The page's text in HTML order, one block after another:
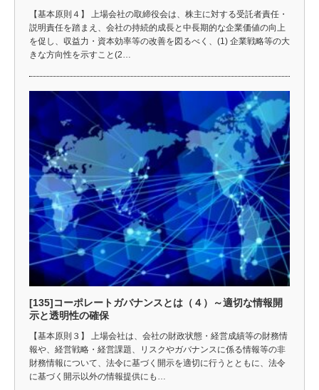
【基本原則４】 上場会社の取締役会は、株主に対する受託者責任・
説明責任を踏まえ、会社の持続的成長と中長期的な企業価値の向上
を促し、収益力・資本効率等の改善を図るべく、(1) 企業戦略等の大
きな方向性を示すこと(2…
[135]コーポレートガバナンスとは（４）～適切な情報開
示と透明性の確保
【基本原則３】 上場会社は、会社の財政状態・経営成績等の財務情
報や、経営戦略・経営課題、リスクやガバナンスに係る情報等の非
財務情報について、法令に基づく開示を適切に行うとともに、法令
に基づく開示以外の情報提供にも…